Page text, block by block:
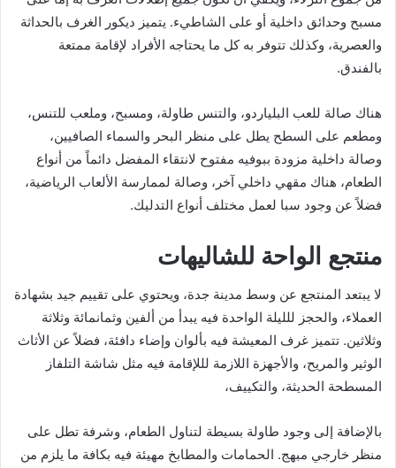
مسبح وحدائق داخلية أو على الشاطيء. يتميز ديكور الغرف بالحداثة
والعصرية، وكذلك تتوفر به كل ما يحتاجه الأفراد لإقامة ممتعة
بالفندق.
هناك صالة للعب البلياردو، والتنس طاولة، ومسبح، وملعب للتنس،
ومطعم على السطح يطل على منظر البحر والسماء الصافيين،
وصالة داخلية مزودة ببوفيه مفتوح لانتقاء المفضل دائماً من أنواع
الطعام، هناك مقهي داخلي آخر، وصالة لممارسة الألعاب الرياضية،
فضلاً عن وجود سبا لعمل مختلف أنواع التدليك.
منتجع الواحة للشاليهات
لا يبتعد المنتجع عن وسط مدينة جدة، ويحتوي على تقييم جيد بشهادة
العملاء، والحجز للليلة الواحدة فيه يبدأ من ألفين وثمانمائة وثلاثة
وثلاثين. تتميز غرف المعيشة فيه بألوان وإضاء دافئة، فضلاً عن الأثاث
الوثير والمريح، والأجهزة اللازمة لللإقامة فيه مثل شاشة التلفاز
المسطحة الحديثة، والتكييف،
بالإضافة إلى وجود طاولة بسيطة لتناول الطعام، وشرفة تطل على
منظر خارجي مبهج. الحمامات والمطابخ مهيئة فيه بكافة ما يلزم من